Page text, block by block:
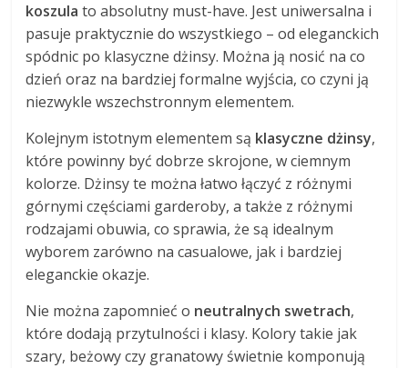
koszula to absolutny must-have. Jest uniwersalna i
pasuje praktycznie do wszystkiego – od eleganckich
spódnic po klasyczne dżinsy. Można ją nosić na co
dzień oraz na bardziej formalne wyjścia, co czyni ją
niezwykle wszechstronnym elementem.
Kolejnym istotnym elementem są klasyczne dżinsy,
które powinny być dobrze skrojone, w ciemnym
kolorze. Dżinsy te można łatwo łączyć z różnymi
górnymi częściami garderoby, a także z różnymi
rodzajami obuwia, co sprawia, że są idealnym
wyborem zarówno na casualowe, jak i bardziej
eleganckie okazje.
Nie można zapomnieć o neutralnych swetrach,
które dodają przytulności i klasy. Kolory takie jak
szary, beżowy czy granatowy świetnie komponują